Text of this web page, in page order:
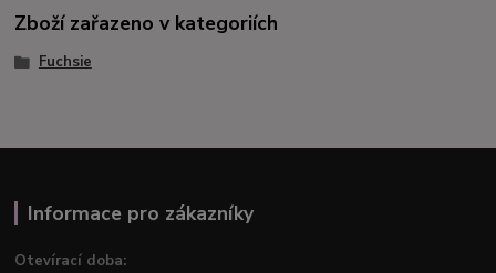
Zboží zařazeno v kategoriích
Fuchsie
Informace pro zákazníky
Otevírací doba: